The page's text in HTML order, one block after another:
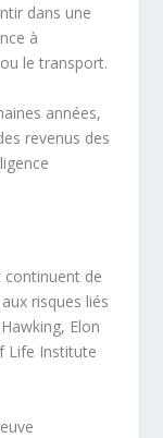
dans une
à
le transport.
années,
revenus des
continuent de
risques liés
Elon
Life Institute